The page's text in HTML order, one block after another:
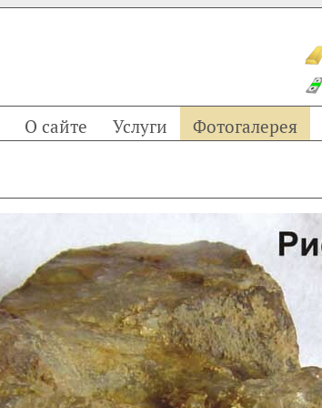
О сайте Услуги Фотогалерея